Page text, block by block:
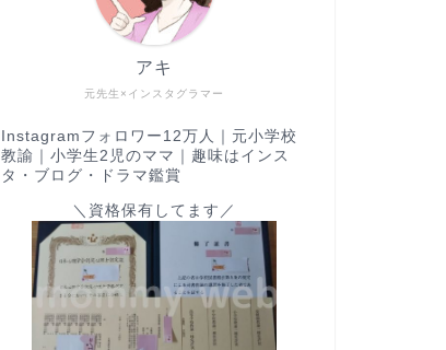
元先生×インスタグラマー
アキ
Instagramフォロワー12万人｜元小学校
教諭｜小学生2児のママ｜趣味はインス
タ・ブログ・ドラマ鑑賞
＼資格保有してます／